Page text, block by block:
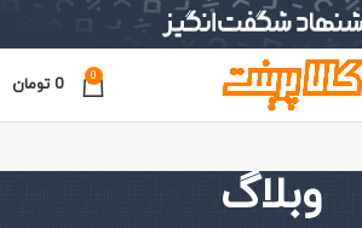
0
0 تومان
وبلاگ